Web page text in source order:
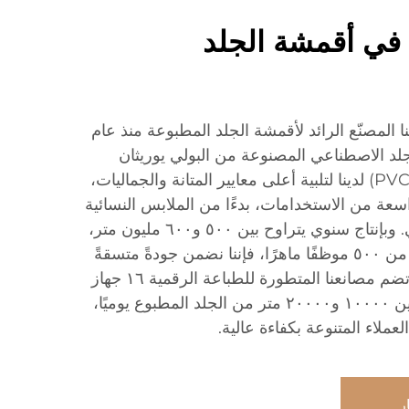
في أقمشة الجلد
المصنّع الرائد لأقمشة الجلد المطبوعة منذ عام
الاصطناعي المصنوعة من البولي يوريثان
(PU) والبولي فينيل كلورايد (PVC) لدينا لتلبية أعلى معايير المتانة والجماليات،
من الاستخدامات، بدءًا من الملابس النسائية
والأزياء وحتى التنجيد الصناعي. وبإنتاج سنوي يتراوح بين ٥٠٠ و٦٠٠ مليون متر،
وفريق عمل متخصص مؤلف من ٥٠٠ موظفًا ماهرًا، فإننا نضمن جودةً متسقةً
وتسليمًا في الوقت المحدد. وتضم مصانعنا المتطورة للطباعة الرقمية ١٦ جهاز
طباعة عالي الدقة، وتنتج ما بين ١٠٠٠٠ و٢٠٠٠٠ متر من الجلد المطبوع يوميًا،
المتنوعة بكفاءة عالية.